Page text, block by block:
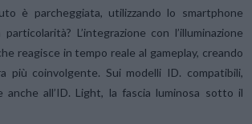
è parcheggiata, utilizzando lo smartphone
L’integrazione con l’illuminazione
reagisce in tempo reale al gameplay, creando
più coinvolgente. Sui modelli ID. compatibili,
anche all’ID. Light, la fascia luminosa sotto il